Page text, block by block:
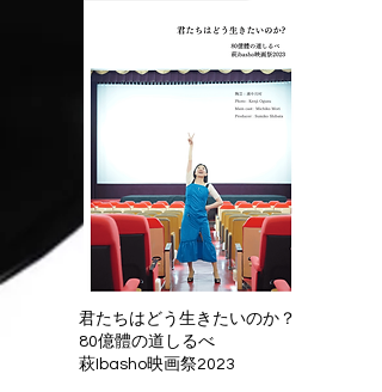
君たちはどう生きたいのか？
80億體の道しるべ
​萩Ibasho映画祭2023